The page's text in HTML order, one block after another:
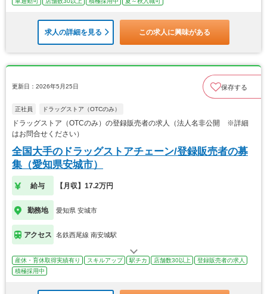
求人の詳細を見る この求人に興味がある
更新日：2026年5月25日 保存する
正社員 ドラッグストア（OTCのみ）
ドラッグストア（OTCのみ）の登録販売者の求人（法人名非公開 ※詳細
はお問合せください）
全国大手のドラッグストアチェーン/登録販売者の募
集（愛知県安城市）
給与 【月収】17.2万円
勤務地 愛知県 安城市
アクセス 名鉄西尾線 南安城駅
産休・育休取得実績有り スキルアップ 駅チカ 店舗数30以上
登録販売者の求人
積極採用中